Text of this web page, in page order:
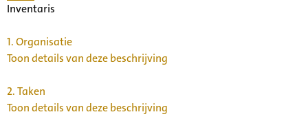
Inventaris
1.Organisatie
Toon details van deze beschrijving
2.Taken
Toon details van deze beschrijving